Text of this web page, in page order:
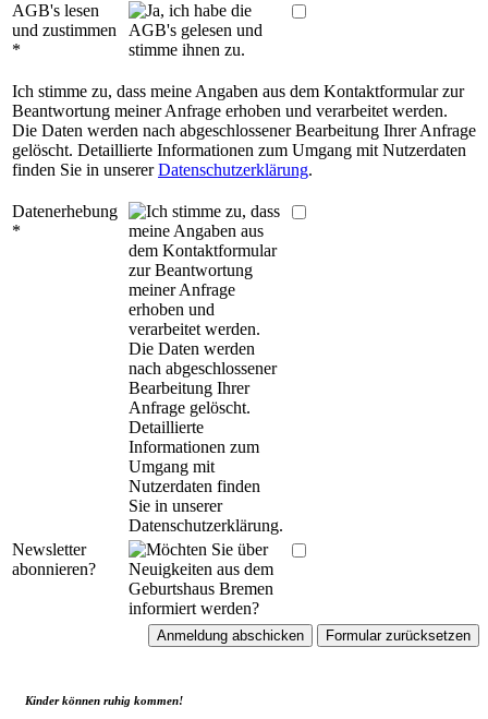
AGB's lesen
und zustimmen
*
Ich stimme zu, dass meine Angaben aus dem Kontaktformular zur
Beantwortung meiner Anfrage erhoben und verarbeitet werden.
Die Daten werden nach abgeschlossener Bearbeitung Ihrer Anfrage
gelöscht. Detaillierte Informationen zum Umgang mit Nutzerdaten
finden Sie in unsererDatenschutzerklärung.
Datenerhebung
*
Newsletter
abonnieren?
Kinder können ruhig kommen!